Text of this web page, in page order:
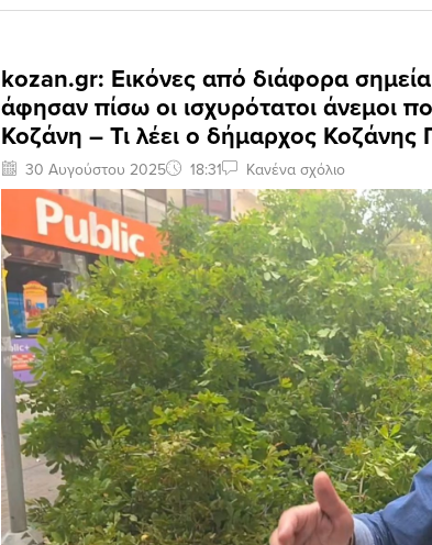
kozan.gr: Εικόνες από διάφορα
άφησαν πίσω οι ισχυρότατοι άνεμοι
Κοζάνη – Τι λέει ο δήμαρχος Κοζάνης
30 Αυγούστου 2025 18:31 Κανένα σχόλιο